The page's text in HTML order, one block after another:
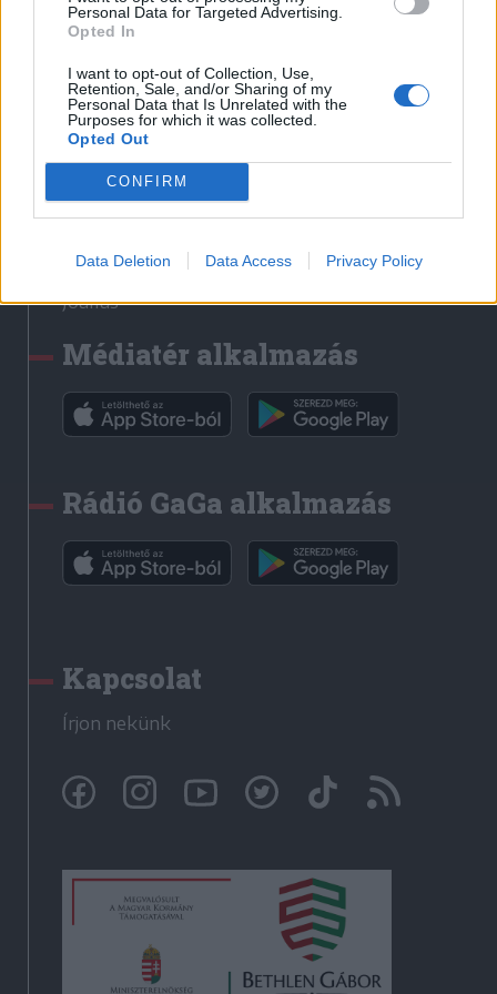
Personal Data for Targeted Advertising.
Opted In
I want to opt-out of Collection, Use,
Retention, Sale, and/or Sharing of my
Personal Data that Is Unrelated with the
Purposes for which it was collected.
Opted Out
CONFIRM
Data Deletion Data Access Privacy Policy
Médiatér
Liget
Krónika
Bihari Napló
Erdélyi Napló
Főtér
Rádió GaGa
Jóállás
Médiatér alkalmazás
Rádió GaGa alkalmazás
Kapcsolat
Írjon nekünk